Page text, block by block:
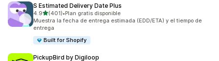
S Estimated Delivery Date Plus
4.9de 5 estrellas
(401)
401 reseñas en total
•Plan gratis disponible
Muestra la fecha de entrega estimada (EDD/ETA) y el tiempo de
entrega
Built for Shopify
PickupBird by Digiloop